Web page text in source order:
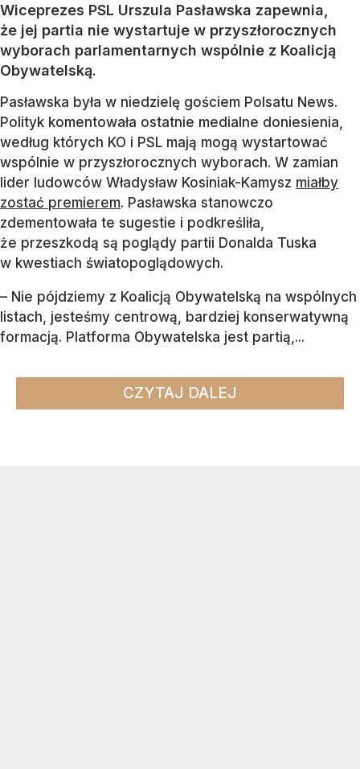
Wiceprezes PSL Urszula Pasławska zapewnia,
że jej partia nie wystartuje w przyszłorocznych
wyborach parlamentarnych wspólnie z Koalicją
Obywatelską.
Pasławska była w niedzielę gościem Polsatu News.
Polityk komentowała ostatnie medialne doniesienia,
według których KO i PSL mają mogą wystartować
wspólnie w przyszłorocznych wyborach. W zamian
lider ludowców Władysław Kosiniak-Kamysz miałby
zostać premierem. Pasławska stanowczo
zdementowała te sugestie i podkreśliła,
że przeszkodą są poglądy partii Donalda Tuska
w kwestiach światopoglądowych.
– Nie pójdziemy z Koalicją Obywatelską na wspólnych
listach, jesteśmy centrową, bardziej konserwatywną
formacją. Platforma Obywatelska jest partią,...
CZYTAJ DALEJ